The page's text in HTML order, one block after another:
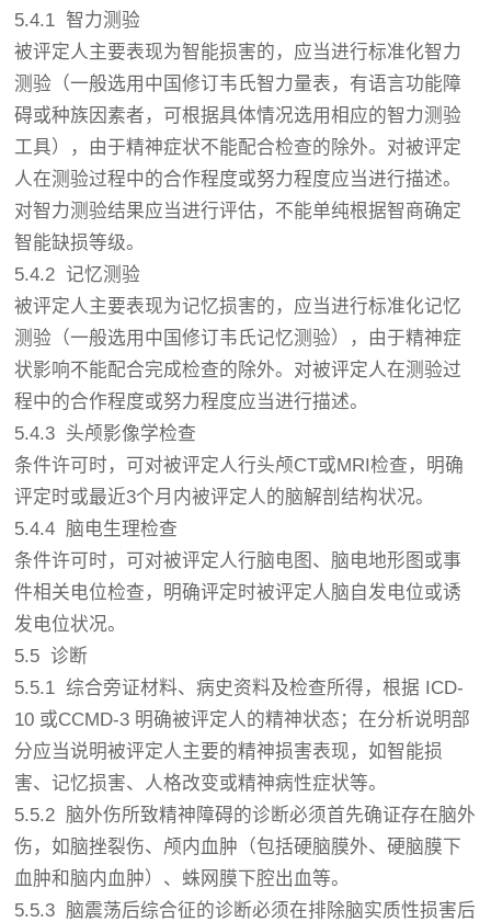
5.4.1 智力测验
被评定人主要表现为智能损害的，应当进行标准化智力
测验（一般选用中国修订韦氏智力量表，有语言功能障
碍或种族因素者，可根据具体情况选用相应的智力测验
工具），由于精神症状不能配合检查的除外。对被评定
人在测验过程中的合作程度或努力程度应当进行描述。
对智力测验结果应当进行评估，不能单纯根据智商确定
智能缺损等级。
5.4.2 记忆测验
被评定人主要表现为记忆损害的，应当进行标准化记忆
测验（一般选用中国修订韦氏记忆测验），由于精神症
状影响不能配合完成检查的除外。对被评定人在测验过
程中的合作程度或努力程度应当进行描述。
5.4.3 头颅影像学检查
条件许可时，可对被评定人行头颅CT或MRI检查，明确
评定时或最近3个月内被评定人的脑解剖结构状况。
5.4.4 脑电生理检查
条件许可时，可对被评定人行脑电图、脑电地形图或事
件相关电位检查，明确评定时被评定人脑自发电位或诱
发电位状况。
5.5 诊断
5.5.1 综合旁证材料、病史资料及检查所得，根据 ICD-
10 或CCMD-3 明确被评定人的精神状态；在分析说明部
分应当说明被评定人主要的精神损害表现，如智能损
害、记忆损害、人格改变或精神病性症状等。
5.5.2 脑外伤所致精神障碍的诊断必须首先确证存在脑外
伤，如脑挫裂伤、颅内血肿（包括硬脑膜外、硬脑膜下
血肿和脑内血肿）、蛛网膜下腔出血等。
5.5.3 脑震荡后综合征的诊断必须在排除脑实质性损害后